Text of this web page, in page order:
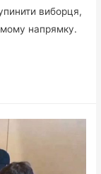
виборця,
напрямку.